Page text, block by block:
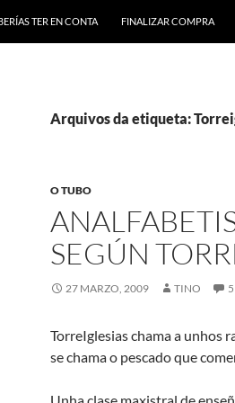
TER EN CONTA FINALIZAR COMPRA
Arquivos da etiqueta:
O TUBO
SEGÚN
27 MARZO, 2009 TINO
TorreIglesias chama a unhos
se chama o pescado que